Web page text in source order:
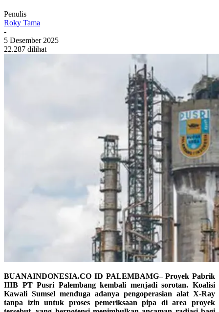
Penulis
Roky Tama
-
5 Desember 2025
22.287 dilihat
BUANAINDONESIA.CO ID PALEMBAMG– Proyek Pabrik
IIIB PT Pusri Palembang kembali menjadi sorotan. Koalisi
Kawali Sumsel menduga adanya pengoperasian alat X-Ray
tanpa izin untuk proses pemeriksaan pipa di area proyek